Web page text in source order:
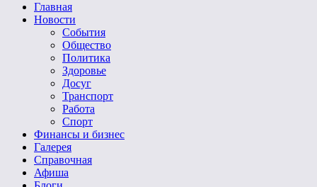
Главная
Новости
События
Общество
Политика
Здоровье
Досуг
Транспорт
Работа
Спорт
Финансы и бизнес
Галерея
Справочная
Афиша